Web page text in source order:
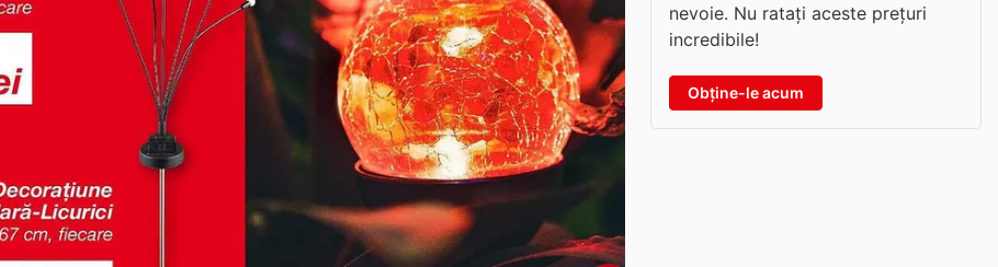
nevoie. Nu ratați aceste prețuri
incredibile!
Obține-le acum